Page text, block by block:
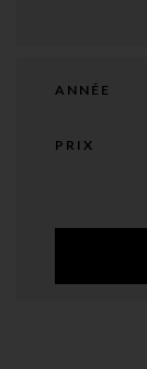
ANNÉE
PRIX